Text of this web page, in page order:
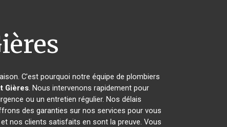
C'est pourquoi notre équipe de plombiers
Gières. Nous intervenons rapidement pour
ou un entretien régulier. Nos délais
des garanties sur nos services pour vous
nos clients satisfaits en sont la preuve. Vous